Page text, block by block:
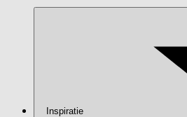
Inspiratie